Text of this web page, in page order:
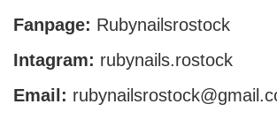
Fanpage: Rubynailsrostock
Intagram: rubynails.rostock
Email: